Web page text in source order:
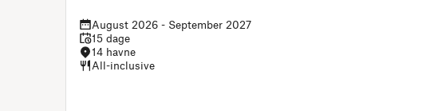
August 2026 - September 2027
15 dage
14 havne
All-inclusive